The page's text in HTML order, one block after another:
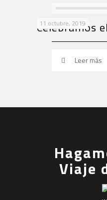
11 octubre, 2019
Celebramos
Leer más
Viaje